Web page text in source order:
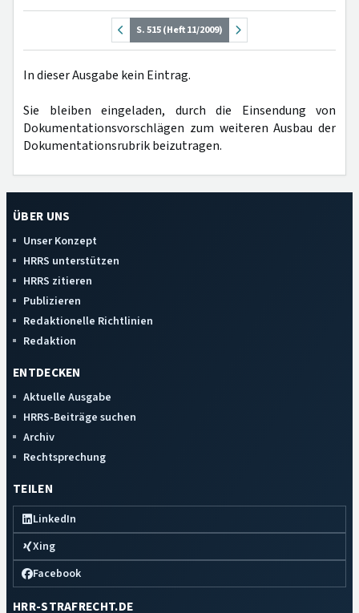
S. 515 (Heft 11/2009)
In dieser Ausgabe kein Eintrag.
Sie bleiben eingeladen, durch die Einsendung von
Dokumentationsvorschlägen zum weiteren Ausbau der
Dokumentationsrubrik beizutragen.
ÜBER UNS
Unser Konzept
HRRS unterstützen
HRRS zitieren
Publizieren
Redaktionelle Richtlinien
Redaktion
ENTDECKEN
Aktuelle Ausgabe
HRRS-Beiträge suchen
Archiv
Rechtsprechung
TEILEN
LinkedIn
Xing
Facebook
HRR-STRAFRECHT.DE